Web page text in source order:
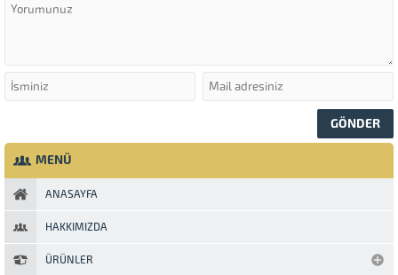
MENÜ
ANASAYFA
HAKKIMIZDA
ÜRÜNLER